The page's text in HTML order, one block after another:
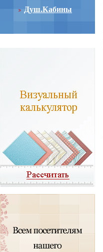
Душ.Кабины